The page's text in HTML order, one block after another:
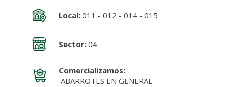
Local:011 - 012 - 014 - 015
Sector:04
Comercializamos:
ABARROTES EN GENERAL